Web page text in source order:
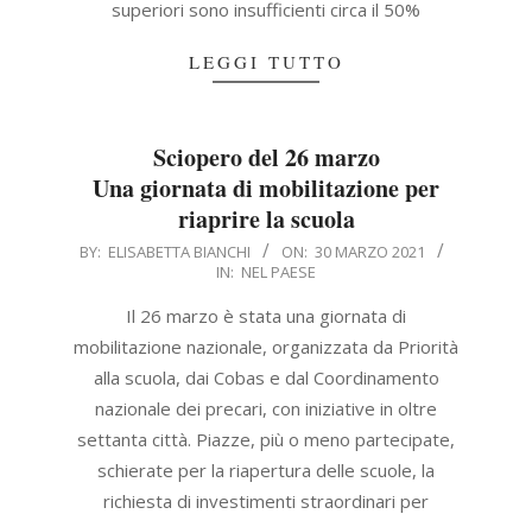
superiori sono insufficienti circa il 50%
LEGGI TUTTO
Sciopero del 26 marzo
Una giornata di mobilitazione per
riaprire la scuola
2021-
BY: ELISABETTA BIANCHI ON: 30 MARZO 2021
IN: NEL PAESE
Il 26 marzo è stata una giornata di
mobilitazione nazionale, organizzata da Priorità
alla scuola, dai Cobas e dal Coordinamento
nazionale dei precari, con iniziative in oltre
settanta città. Piazze, più o meno partecipate,
schierate per la riapertura delle scuole, la
richiesta di investimenti straordinari per